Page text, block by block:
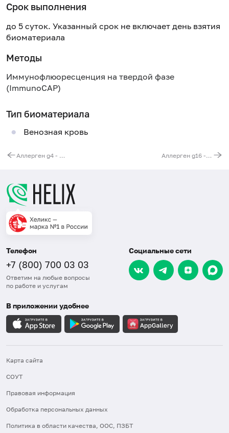
Срок выполнения
до 5 суток. Указанный срок не включает день взятия
биоматериала
Методы
Иммунофлюоресценция на твердой фазе
(ImmunoCAP)
Тип биоматериала
Венозная кровь
Аллерген g4 - овсяница луговая, IgE (ImmunoCAP) Аллерген g16 - лисохвост луговой, IgE (ImmunoCAP)
Телефон
+7 (800) 700 03 03
Ответим на любые вопросы
по работе и услугам
Социальные сети
В приложении удобнее
Карта сайта
СОУТ
Правовая информация
Обработка персональных данных
Политика в области качества, ООС, ПЗБТ